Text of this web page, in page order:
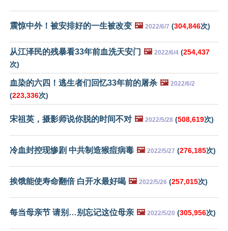
震惊中外！被安排好的一生被改变 🖼️ 2022/6/7 (304,846次)
从江泽民的残暴看33年前血洗天安门 🖼️ 2022/6/4 (254,437
次)
血染的六四！逃生者们回忆33年前的屠杀 🖼️ 2022/6/2
(223,336次)
宋祖英，摄影师说你脱的时间不对 🖼️ 2022/5/28 (508,619次)
冷血封控现惨剧 中共制造猴痘病毒 🖼️ 2022/5/27 (276,185次)
挨饿能使寿命翻倍 白开水最好喝 🖼️ 2022/5/26 (257,015次)
每当母亲节 请别…别忘记这位母亲 🖼️ 2022/5/20 (305,956次)